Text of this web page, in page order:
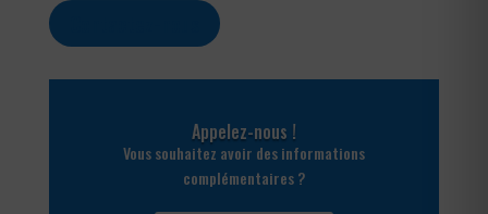
Appelez-nous !
Vous souhaitez avoir des informations
complémentaires ?